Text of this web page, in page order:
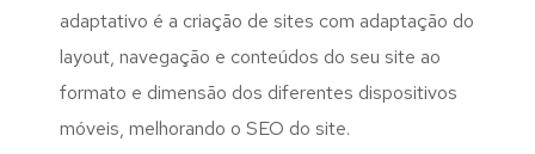
adaptativo é a criação de sites com adaptação do
layout, navegação e conteúdos do seu site ao
formato e dimensão dos diferentes dispositivos
móveis, melhorando o SEO do site.